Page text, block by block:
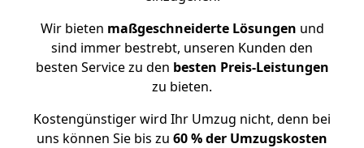
Wir bieten maßgeschneiderte Lösungen und
sind immer bestrebt, unseren Kunden den
besten Service zu den besten Preis-Leistungen
zu bieten.
Kostengünstiger wird Ihr Umzug nicht, denn bei
uns können Sie bis zu 60 % der Umzugskosten